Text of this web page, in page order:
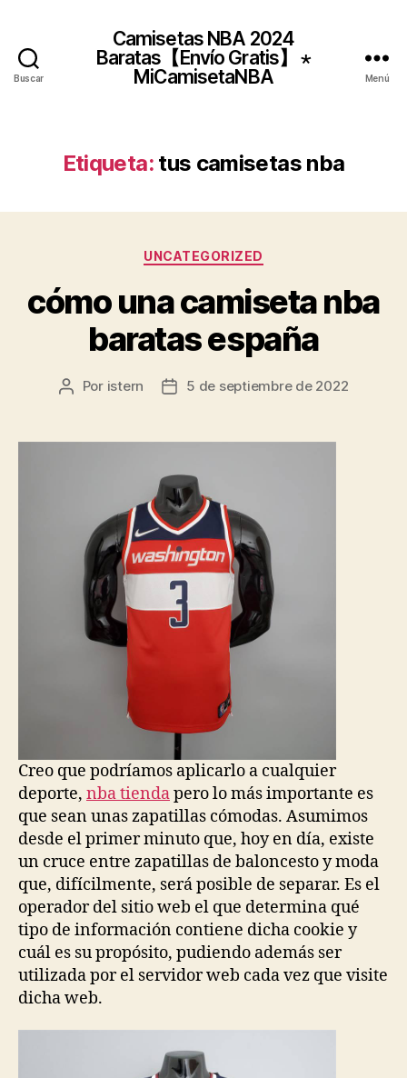
Buscar
Camisetas NBA 2024
Baratas【Envío Gratis】 ⋆
MiCamisetaNBA
Menú
Etiqueta: tus camisetas nba
Categorías
UNCATEGORIZED
cómo una camiseta nba
baratas españa
Autor
entrada
Por istern
Fecha
entrada
5 de septiembre de 2022
Creo que podríamos aplicarlo a cualquier
deporte, nba tiendapero lo más importante es
que sean unas zapatillas cómodas. Asumimos
desde el primer minuto que, hoy en día, existe
un cruce entre zapatillas de baloncesto y moda
que, difícilmente, será posible de separar. Es el
operador del sitio web el que determina qué
tipo de información contiene dicha cookie y
cuál es su propósito, pudiendo además ser
utilizada por el servidor web cada vez que visite
dicha web.